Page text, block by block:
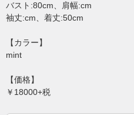
バスト:80cm、肩幅:cm
袖丈:cm、着丈:50cm
【カラー】
mint
【価格】
￥18000+税